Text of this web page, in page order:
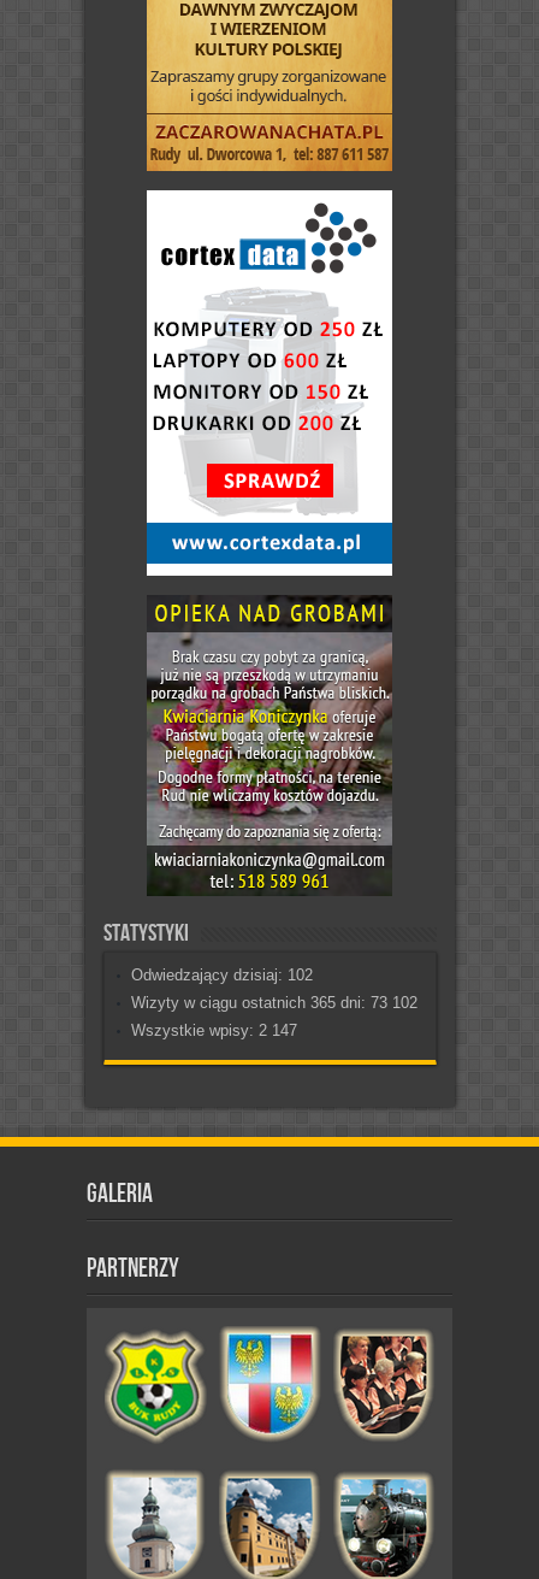
Statystyki
Odwiedzający dzisiaj: 102
Wizyty w ciągu ostatnich 365 dni: 73 102
Wszystkie wpisy: 2 147
Galeria
Partnerzy